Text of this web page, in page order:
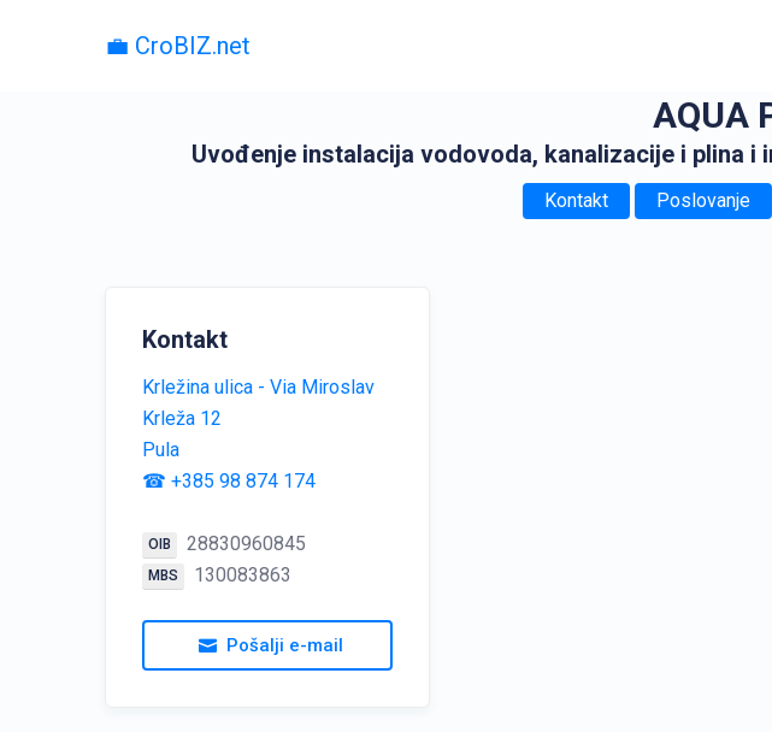
💼 CroBIZ.net
AQUA
Uvođenje instalacija vodovoda, kanalizacije i plina
Kontakt Poslovanje
Kontakt
Krležina ulica - Via Miroslav
Krleža 12
Pula
☎ +385 98 874 174
OIB 28830960845
MBS 130083863
Pošalji e-mail